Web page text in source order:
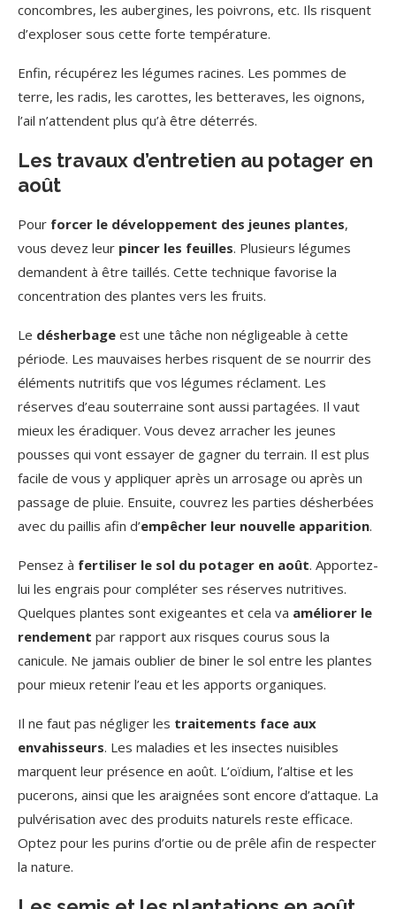
concombres, les aubergines, les poivrons, etc. Ils risquent
d’exploser sous cette forte température.
Enfin, récupérez les légumes racines. Les pommes de
terre, les radis, les carottes, les betteraves, les oignons,
l’ail n’attendent plus qu’à être déterrés.
Les travaux d’entretien au potager en
août
Pour forcer le développement des jeunes plantes,
vous devez leur pincer les feuilles. Plusieurs légumes
demandent à être taillés. Cette technique favorise la
concentration des plantes vers les fruits.
Le désherbage est une tâche non négligeable à cette
période. Les mauvaises herbes risquent de se nourrir des
éléments nutritifs que vos légumes réclament. Les
réserves d’eau souterraine sont aussi partagées. Il vaut
mieux les éradiquer. Vous devez arracher les jeunes
pousses qui vont essayer de gagner du terrain. Il est plus
facile de vous y appliquer après un arrosage ou après un
passage de pluie. Ensuite, couvrez les parties désherbées
avec du paillis afin d’empêcher leur nouvelle apparition.
Pensez à fertiliser le sol du potager en août. Apportez-
lui les engrais pour compléter ses réserves nutritives.
Quelques plantes sont exigeantes et cela va améliorer le
rendement par rapport aux risques courus sous la
canicule. Ne jamais oublier de biner le sol entre les plantes
pour mieux retenir l’eau et les apports organiques.
Il ne faut pas négliger les traitements face aux
envahisseurs. Les maladies et les insectes nuisibles
marquent leur présence en août. L’oïdium, l’altise et les
pucerons, ainsi que les araignées sont encore d’attaque. La
pulvérisation avec des produits naturels reste efficace.
Optez pour les purins d’ortie ou de prêle afin de respecter
la nature.